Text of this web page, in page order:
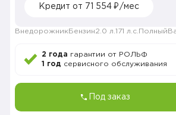
Кредит от 71 554 ₽/мес
Внедорожник Бензин2.0 л. 171 л.с. Полный
2 года гарантии от РОЛЬФ
1 год сервисного обслуживания
Под заказ